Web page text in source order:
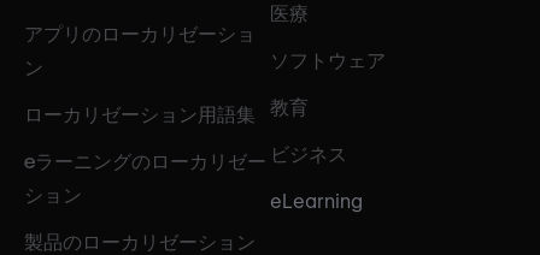
アプリのローカリゼーショ
ン
ローカリゼーション用語集
eラーニングのローカリゼー
ション
製品のローカリゼーション
医療
ソフトウェア
教育
ビジネス
eLearning